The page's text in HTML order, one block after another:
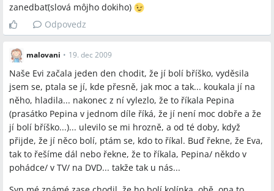
zanedbať(slová môjho dokiho)
Odpovedz
malovani • 19. dec 2009
Naše Evi začala jeden den chodit, že jí bolí bříško, vyděsila
jsem se, ptala se jí, kde přesně, jak moc a tak... koukala jí na
něho, hladila... nakonec z ní vylezlo, že to říkala Pepina
(prasátko Pepina v jednom díle říká, že jí není moc dobře a že
jí bolí bříško...)... ulevilo se mi hrozně, a od té doby, když
přijde, že jí něco bolí, ptám se, kdo to říkal. Buď řekne, že Eva,
tak to řešíme dál nebo řekne, že to říkala, Pepina/ někdo v
pohádce/ v TV/ na DVD... takže tak u nás...